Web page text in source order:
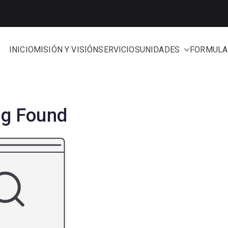
INICIOMISIÓN Y VISIÓNSERVICIOSUNIDADES
Found